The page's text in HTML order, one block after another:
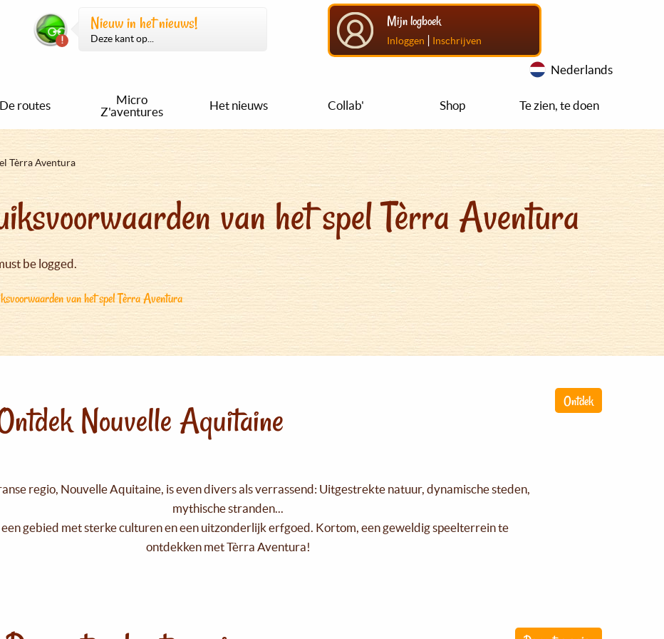
Nieuw in het nieuws!
Deze kant op...
Mijn logboek
Inloggen | Inschrijven
Nederlands
De routes
Micro
Z'aventures
Het nieuws Collab' Shop Te zien, te doen
Tèrra Aventura
van het spel Tèrra Aventura
be logged.
van het spel Tèrra Aventura
Ontdek
Nouvelle Aquitaine
regio, Nouvelle Aquitaine, is even divers als verrassend: Uitgestrekte natuur, dynamische steden,
mythische stranden...
een gebied met sterke culturen en een uitzonderlijk erfgoed. Kortom, een geweldig speelterrein te
ontdekken met Tèrra Aventura!